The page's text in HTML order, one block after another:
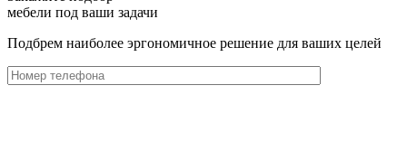
мебели под ваши задачи
Подбрем наиболее эргономичное решение для ваших целей